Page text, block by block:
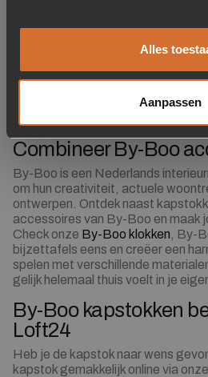
Alles
Aanpassen
vloer? Denk dan na over een
je ruimte genoeg hebt om alle
netjes op te hangen. Niet genoeg
probleem, By-Boo heeft ook
of slaapkamer waar je
Combineer By-Boo
By-Boo is een Nederlands
om hun creativiteit, actuele
ontwerpen. Ontdek naast
accessoires van By-Boo en maak
Check onze By-Boo klokken , By-
bijzettafels eens en creëer een
spelen met verschillende
gelijk helemaal thuis voelt in je
By-Boo kapstokken
Loft24
Heb je de kapstok naar wens
kapstok gemakkelijk online via